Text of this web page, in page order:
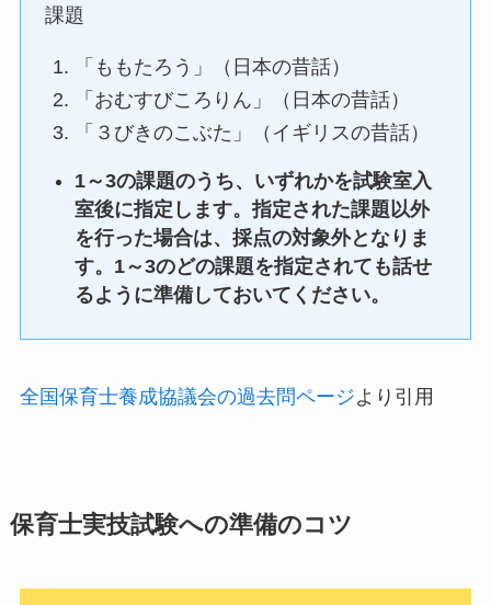
課題
「ももたろう」（日本の昔話）
「おむすびころりん」（日本の昔話）
「３びきのこぶた」（イギリスの昔話）
1～3の課題のうち、いずれかを試験室入
室後に指定します。指定された課題以外
を行った場合は、採点の対象外となりま
す。1～3のどの課題を指定されても話せ
るように準備しておいてください。
全国保育士養成協議会の過去問ページより引用
保育士実技試験への準備のコツ